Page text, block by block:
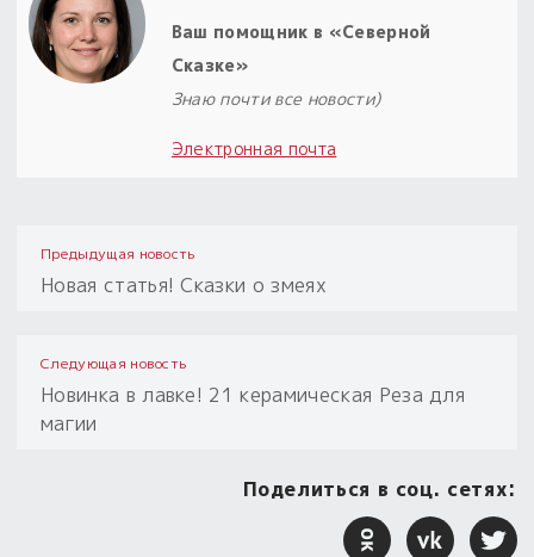
Ваш помощник в «Северной
Сказке»
Знаю почти все новости)
Электронная почта
Предыдущая новость
Новая статья! Сказки о змеях
Следующая новость
Новинка в лавке! 21 керамическая Реза для
магии
Поделиться в соц. сетях: